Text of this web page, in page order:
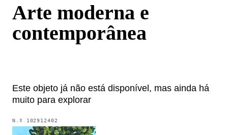
Arte moderna e
contemporânea
Este objeto já não está disponível, mas ainda há
muito para explorar
N.º 102912402